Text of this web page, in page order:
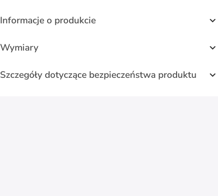
Informacje o produkcie
Wymiary
Szczegóły dotyczące bezpieczeństwa produktu